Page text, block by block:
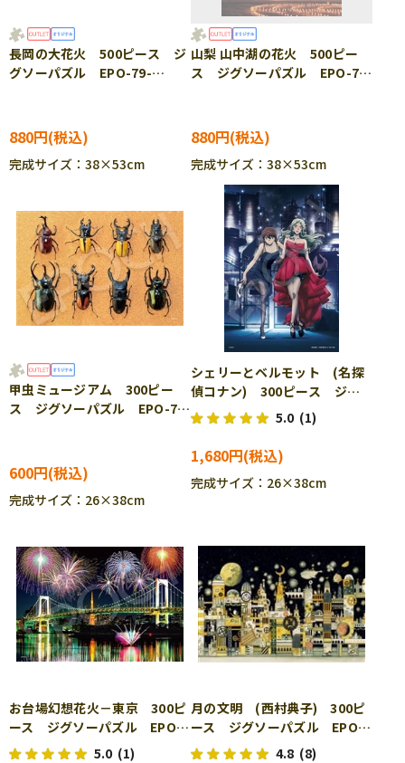
長岡の大花火 500ピース ジ
グソーパズル EPO-79-
880円
完成サイズ：38×53cm
山梨 山中湖の花火 500ピー
ス ジグソーパズル EPO-79-
880円
完成サイズ：38×53cm
甲虫ミュージアム 300ピー
ス ジグソーパズル EPO-79-
600円
完成サイズ：26×38cm
シェリーとベルモット (名探
偵コナン) 300ピース ジグ
ソーパズル EPO-28-207s
5.0 (1)
1,680円
完成サイズ：26×38cm
お台場幻想花火－東京 300ピ
ース ジグソーパズル EPO-
28-048s ［CP-FW］
5.0 (1)
月の文明 (西村典子) 300ピ
ース ジグソーパズル EPO-
26-297
4.8 (8)